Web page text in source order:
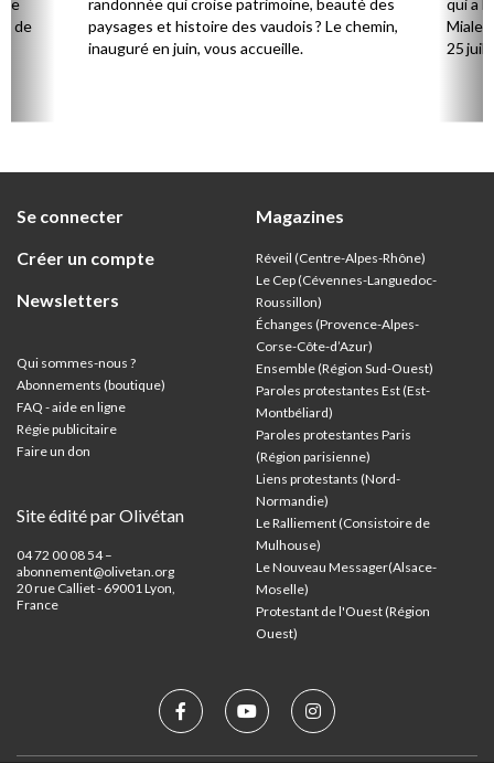
de
paysages et histoire des vaudois ? Le chemin,
inauguré en juin, vous accueille.
25
Se connecter
Créer un compte
Newsletters
Qui sommes-nous ?
Abonnements (boutique)
FAQ - aide en ligne
Régie publicitaire
Faire un don
Site édité par Olivétan
04 72 00 08 54 –
abonnement@olivetan.org
20 rue Calliet - 69001 Lyon,
France
Magazines
Réveil (Centre-Alpes-Rhône)
Le Cep (Cévennes-Languedoc-
Roussillon)
Échanges (Provence-Alpes-
Corse-Côte-d’Azur)
Ensemble (Région Sud-Ouest)
Paroles protestantes Est (Est-
Montbéliard)
Paroles protestantes Paris
(Région parisienne)
Liens protestants (Nord-
Normandie)
Le Ralliement (Consistoire de
Mulhouse)
Le Nouveau Messager(Alsace-
Moselle)
Protestant de l'Ouest (Région
Ouest)